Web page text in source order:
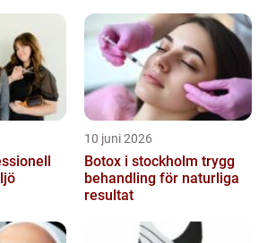
porer kan vara irriterande och
10 juni 2026
Botox i stockholm trygg
behandling för naturliga
resultat